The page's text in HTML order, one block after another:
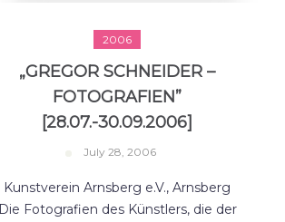
2006
„GREGOR SCHNEIDER –
FOTOGRAFIEN”
[28.07.-30.09.2006]
July 28, 2006
Kunstverein Arnsberg e.V., Arnsberg
Die Fotografien des Künstlers, die der